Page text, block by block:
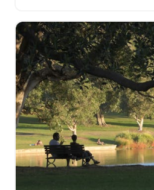
產名錄的前檢疫站位於北頭，